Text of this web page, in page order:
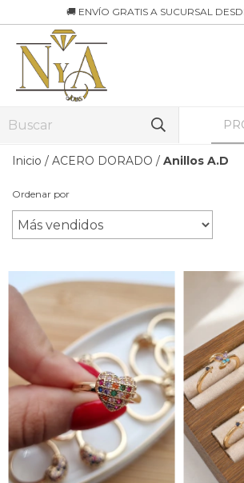
🚚 ENVÍO GRATIS A SUCURSAL
Inicio / ACERO DORADO / Anillos A.D
Ordenar por